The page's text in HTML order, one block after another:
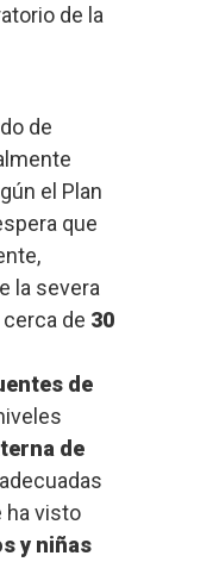
de la
de
el Plan
que
la severa
de 30
de
de
ha visto
y niñas